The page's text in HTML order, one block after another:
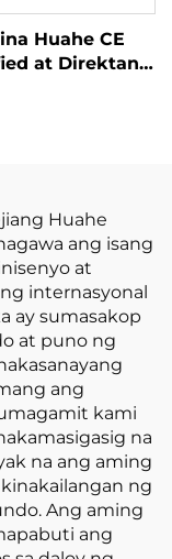
Huahe CE
at Direktang
Huahe
ang isang
at
internasyonal
ay sumasakop
at puno ng
ang
kami
na
na ang aming
ng
Ang aming
ang